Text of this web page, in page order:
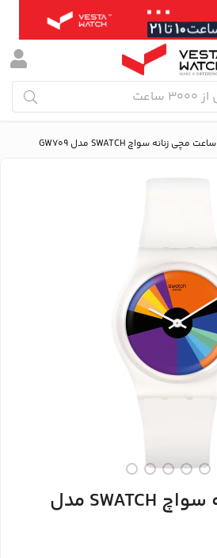
ساعت مچی زنانه سواچ SWATCH مدل GW709
ساعت مچی زنانه سواچ SWATCH مدل